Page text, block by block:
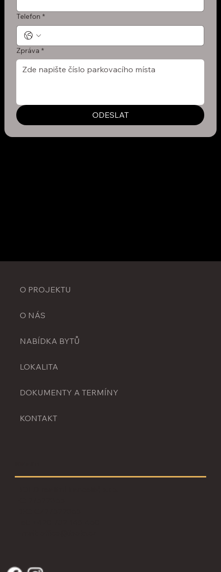
Telefon *
Zpráva *
ODESLAT
O PROJEKTU
O NÁS
NABÍDKA BYTŮ
LOKALITA
DOKUMENTY A TERMÍNY
KONTAKT